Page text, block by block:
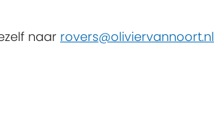
naar rovers@oliviervannoort.nl